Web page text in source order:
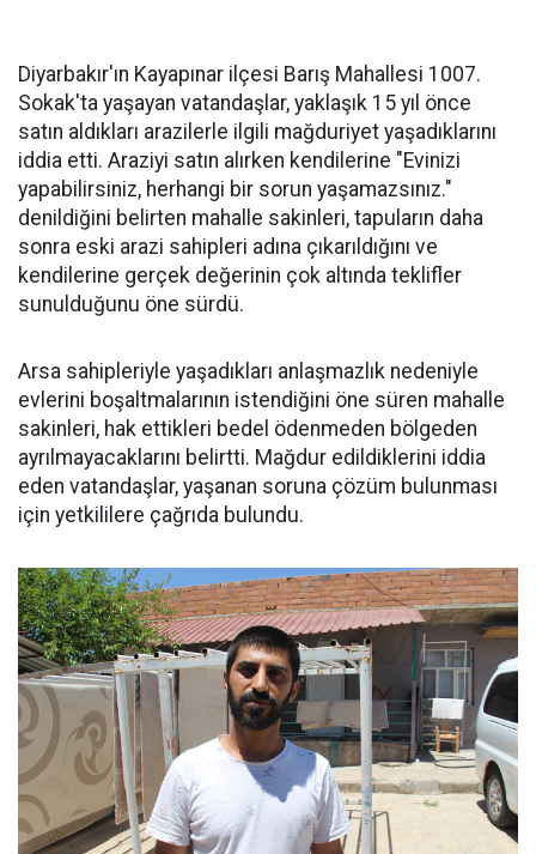
Diyarbakır'ın Kayapınar ilçesi Barış Mahallesi 1007.
Sokak'ta yaşayan vatandaşlar, yaklaşık 15 yıl önce
satın aldıkları arazilerle ilgili mağduriyet yaşadıklarını
iddia etti. Araziyi satın alırken kendilerine "Evinizi
yapabilirsiniz, herhangi bir sorun yaşamazsınız."
denildiğini belirten mahalle sakinleri, tapuların daha
sonra eski arazi sahipleri adına çıkarıldığını ve
kendilerine gerçek değerinin çok altında teklifler
sunulduğunu öne sürdü.
Arsa sahipleriyle yaşadıkları anlaşmazlık nedeniyle
evlerini boşaltmalarının istendiğini öne süren mahalle
sakinleri, hak ettikleri bedel ödenmeden bölgeden
ayrılmayacaklarını belirtti. Mağdur edildiklerini iddia
eden vatandaşlar, yaşanan soruna çözüm bulunması
için yetkililere çağrıda bulundu.